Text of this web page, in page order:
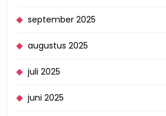
september 2025
augustus 2025
juli 2025
juni 2025